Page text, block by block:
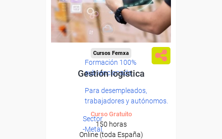
Formación 100%
subvencionada.
Para desempleados,
trabajadores y autónomos.
Sector
-Metal.
Cursos Femxa
Gestión logística
Curso Gratuito
150 horas
Online (toda España)